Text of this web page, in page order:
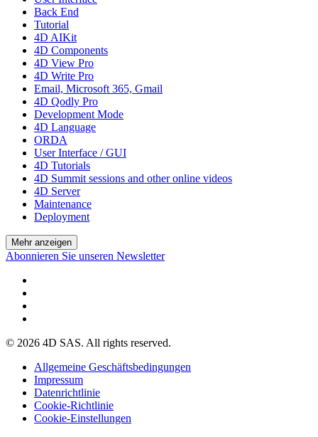
Back End
Tutorial
4D AIKit
4D Components
4D View Pro
4D Write Pro
Email, Microsoft 365, Gmail
4D Qodly Pro
Development Mode
4D Language
ORDA
User Interface / GUI
4D Tutorials
4D Summit sessions and other online videos
4D Server
Maintenance
Deployment
Mehr anzeigen
Abonnieren Sie unseren Newsletter
© 2026 4D SAS. All rights reserved.
Allgemeine Geschäftsbedingungen
Impressum
Datenrichtlinie
Cookie-Richtlinie
Cookie-Einstellungen